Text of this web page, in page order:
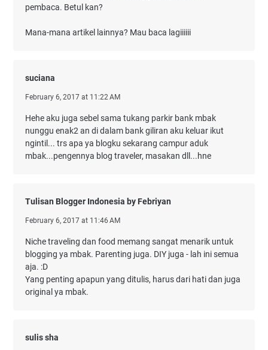
pembaca. Betul kan?
Mana-mana artikel lainnya? Mau baca lagiiiiii
suciana
February 6, 2017 at 11:22 AM
Hehe aku juga sebel sama tukang parkir bank mbak
nunggu enak2 an di dalam bank giliran aku keluar ikut
ngintil... trs apa ya blogku sekarang campur aduk
mbak...pengennya blog traveler, masakan dll...hne
Tulisan Blogger Indonesia by Febriyan
February 6, 2017 at 11:46 AM
Niche traveling dan food memang sangat menarik untuk
blogging ya mbak. Parenting juga. DIY juga - lah ini semua
aja. :D
Yang penting apapun yang ditulis, harus dari hati dan juga
original ya mbak.
sulis sha